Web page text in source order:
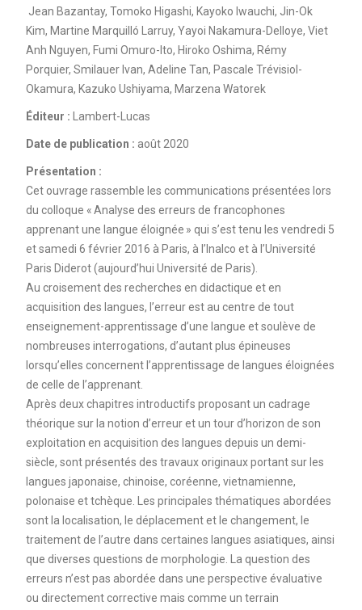
Jean Bazantay, Tomoko Higashi, Kayoko Iwauchi, Jin-Ok
Kim, Martine Marquilló Larruy, Yayoi Nakamura-Delloye, Viet
Anh Nguyen, Fumi Omuro-Ito, Hiroko Oshima, Rémy
Porquier, Smilauer Ivan, Adeline Tan, Pascale Trévisiol-
Okamura, Kazuko Ushiyama, Marzena Watorek
Éditeur : Lambert-Lucas
Date de publication : août 2020
Présentation :
Cet ouvrage rassemble les communications présentées lors
du colloque « Analyse des erreurs de francophones
apprenant une langue éloignée » qui s’est tenu les vendredi 5
et samedi 6 février 2016 à Paris, à l’Inalco et à l’Université
Paris Diderot (aujourd’hui Université de Paris).
Au croisement des recherches en didactique et en
acquisition des langues, l’erreur est au centre de tout
enseignement-apprentissage d’une langue et soulève de
nombreuses interrogations, d’autant plus épineuses
lorsqu’elles concernent l’apprentissage de langues éloignées
de celle de l’apprenant.
Après deux chapitres introductifs proposant un cadrage
théorique sur la notion d’erreur et un tour d’horizon de son
exploitation en acquisition des langues depuis un demi-
siècle, sont présentés des travaux originaux portant sur les
langues japonaise, chinoise, coréenne, vietnamienne,
polonaise et tchèque. Les principales thématiques abordées
sont la localisation, le déplacement et le changement, le
traitement de l’autre dans certaines langues asiatiques, ainsi
que diverses questions de morphologie. La question des
erreurs n’est pas abordée dans une perspective évaluative
ou directement corrective mais comme un terrain